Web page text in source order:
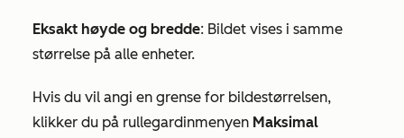
Eksakt høyde og bredde: Bildet vises i samme
størrelse på alle enheter.
Hvis du vil angi en grense for bildestørrelsen,
klikker du på rullegardinmenyen Maksimal